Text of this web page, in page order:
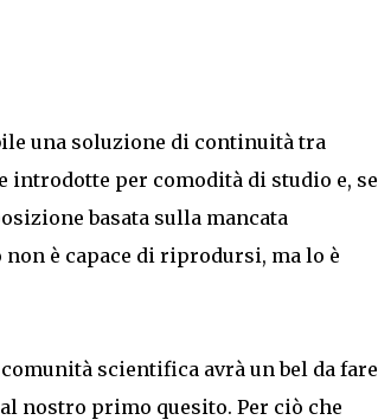
una soluzione di continuità tra
introdotte per comodità di studio e, se
basata sulla mancata
è capace di riprodursi, ma lo è
scientifica avrà un bel da fare
nostro primo quesito. Per ciò che